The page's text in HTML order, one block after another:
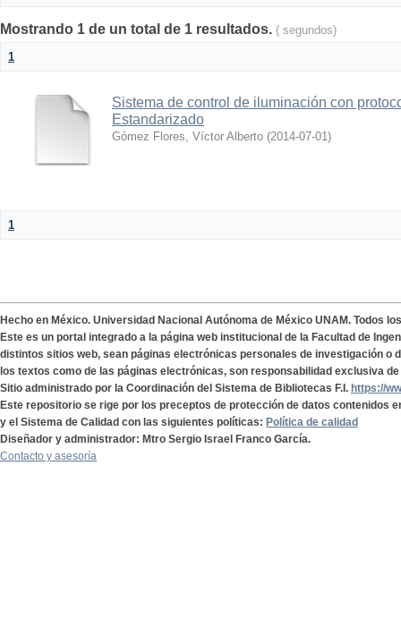
Mostrando 1 de un total de 1 resultados. ( segundos)
1
Sistema de control de iluminación con
Estandarizado
Gómez Flores, Víctor Alberto (2014-07-01)
1
Hecho en México. Universidad Nacional Autónoma de México UNAM. Todos
Este es un portal integrado a la página web institucional de la Facultad de
distintos sitios web, sean páginas electrónicas personales de investigación o
los textos como de las páginas electrónicas, son responsabilidad exclusiva
Sitio administrado por la Coordinación del Sistema de Bibliotecas F.I. https://
Este repositorio se rige por los preceptos de protección de datos contenidos
y el Sistema de Calidad con las siguientes políticas: Política de calidad
Diseñador y administrador: Mtro Sergio Israel Franco García.
Contacto y asesoría